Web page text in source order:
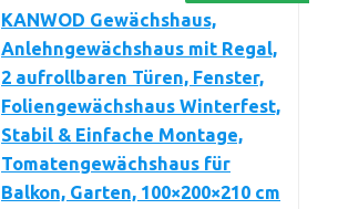
KANWOD Gewächshaus,
Anlehngewächshaus mit Regal,
2 aufrollbaren Türen, Fenster,
Foliengewächshaus Winterfest,
Stabil & Einfache Montage,
Tomatengewächshaus für
Balkon, Garten, 100×200×210 cm